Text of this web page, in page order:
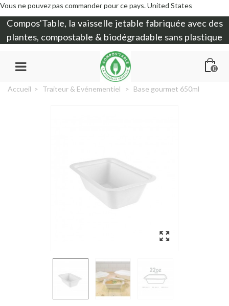
Vous ne pouvez pas commander pour ce pays.United States
Compos'Table, la vaisselle jetable fabriquée avec des
plantes, compostable & biodégradable sans plastique
0
Accueil > Traiteur & Evénementiel > Base gourmet 650ml